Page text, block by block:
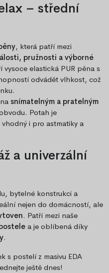
– střední
, která patří mezi
pružnosti a výborné
vysoce elastická PUR pěna s
odvádět vlhkost, což
snímatelným a pratelným
Potah je
vhodný i pro astmatiky a
a univerzální
bytelné konstrukci a
nejen do domácností, ale
. Patří mezi naše
a je oblíbená díky
.
s postelí z masivu EDA
ještě dnes!